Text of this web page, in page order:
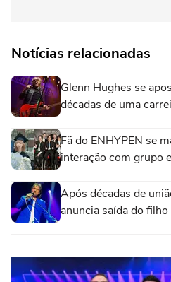
Notícias relacionadas
Glenn Hughes se
décadas de uma
Fã do ENHYPEN se
interação com grupo
Após décadas de
anuncia saída do